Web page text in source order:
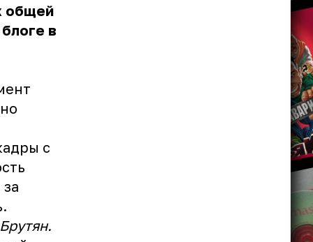
общей
в
с